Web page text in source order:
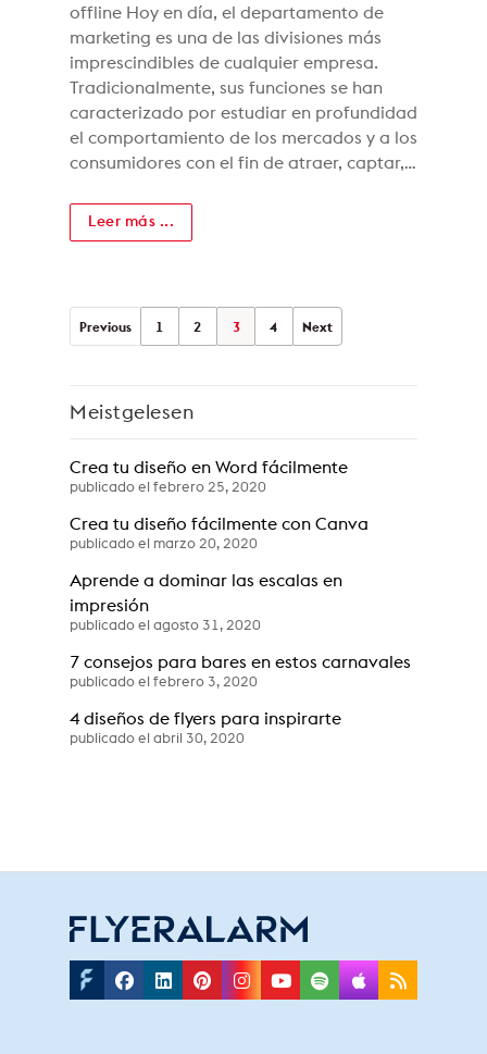
offline Hoy en día, el departamento de
marketing es una de las divisiones más
imprescindibles de cualquier empresa.
Tradicionalmente, sus funciones se han
caracterizado por estudiar en profundidad
el comportamiento de los mercados y a los
consumidores con el fin de atraer, captar,…
Leer más ...
Previous 1 2 3 4 Next
Meistgelesen
Crea tu diseño en Word fácilmente
publicado el febrero 25, 2020
Crea tu diseño fácilmente con Canva
publicado el marzo 20, 2020
Aprende a dominar las escalas en
impresión
publicado el agosto 31, 2020
7 consejos para bares en estos carnavales
publicado el febrero 3, 2020
4 diseños de flyers para inspirarte
publicado el abril 30, 2020
Facebook
Linkedin
Pinterest
Instagram
Youtube
SpotifyRss